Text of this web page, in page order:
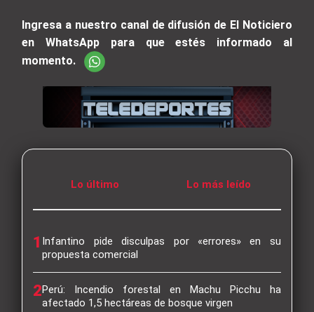
Ingresa a nuestro canal de difusión de El Noticiero
en WhatsApp para que estés informado al
momento.
Lo último Lo más leído
1 Infantino pide disculpas por «errores» en su
propuesta comercial
2Perú: Incendio forestal en Machu Picchu ha
afectado 1,5 hectáreas de bosque virgen